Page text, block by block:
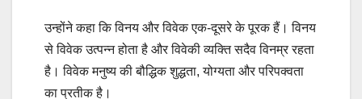
उन्होंने कहा कि विनय और विवेक एक-दूसरे के पूरक हैं। विनय
से विवेक उत्पन्न होता है और विवेकी व्यक्ति सदैव विनम्र रहता
है। विवेक मनुष्य की बौद्धिक शुद्धता, योग्यता और परिपक्वता
का प्रतीक है।